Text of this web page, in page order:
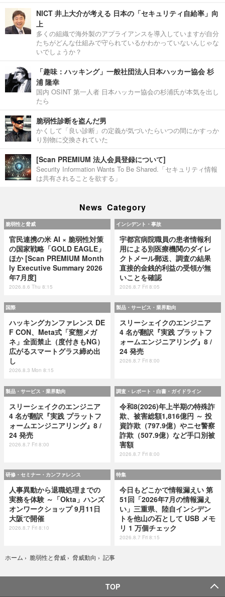
NICT 井上大介が考える 日本の「セキュリティ自給率」向
上
多くの組織で海外製のアプライアンスを導入していますが自分
たちがどんな仕組みで守られているかわかっていないんじゃな
いでしょうか？
「趣味：ハッキング」一般社団法人日本ハッカー協会 杉
浦 隆幸
国内 OSINT 第一人者 日本ハッカー協会の杉浦氏が本気を出し
たら
脆弱性診断を盗んだ男
かくして「良い診断」の定義が気づいたらいつの間にかすっか
り別物に交換されていた
[Scan PREMIUM 法人会員登録について]
Security Information Wants To Be Shared.「セキュリティ情報
は共有されることを欲する」
News Category
脆弱性と脅威
官民連携の米 AI × 脆弱性対策
の国家戦略「GOLD EAGLE」
ほか [Scan PREMIUM Month
ly Executive Summary 2026
年7月度]
2026.8.6 Thu 8:15
インシデント・事故
宇都宮病院職員の患者情報利
用による別医療機関のダイレ
クトメール郵送、調査の結果
直接的金銭的利益の受領が無
いことを確認
2026.8.7 Fri 8:05
国際
ハッキングカンファレンス DE
F CON、Meta式「変態メガ
ネ」全面禁止（度付きもNG）
広がるスマートグラス締め出
し
2026.8.3 Mon 8:15
製品・サービス・業界動向
スリーシェイクのエンジニア
4 名が翻訳『実践 プラットフ
ォームエンジニアリング』8 /
24 発売
2026.8.7 Fri 8:00
製品・サービス・業界動向
スリーシェイクのエンジニア
4 名が翻訳『実践 プラットフ
ォームエンジニアリング』8 /
24 発売
2026.8.7 Fri 8:00
調査・レポート・白書・ガイドライン
令和8(2026)年上半期の特殊詐
欺、被害総額1,816億円 ～ 投
資詐欺（797.9億）やニセ警察
詐欺（507.9億）など手口別被
害額
2026.8.7 Fri 8:00
研修・セミナー・カンファレンス
人事異動から退職処理までの
実務を体験 ～「Okta」ハンズ
オンワークショップ 9月11日
大阪で開催
2026.8.7 Fri 8:10
特集
今日もどこかで情報漏えい 第
51回「2026年7月の情報漏え
い」三重県、陸自インシデン
トを他山の石として USB メモ
リ 1 万個チェック
2026.8.7 Fri 8:15
ホーム › 脆弱性と脅威 › 脅威動向 › 記事
TOP